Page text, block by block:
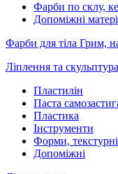
Фарби по склу,
Допоміжні
Фарби для тіла Грим,
Ліплення та скульптура
Пластилін
Паста
Пластика
Інструменти
Форми,
Допоміжні